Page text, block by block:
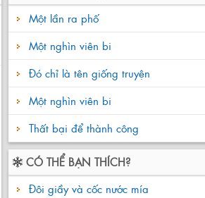
Một lần ra phố
Một nghìn viên bi
Đó chỉ là tên giống truyện
Một nghìn viên bi
Thất bại để thành công
CÓ THỂ BẠN THÍCH?
Đôi giầy và cốc nước mía